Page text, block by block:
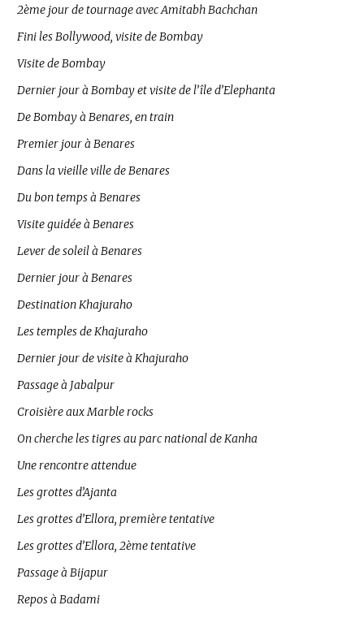
2ème jour de tournage avec Amitabh Bachchan
Fini les Bollywood, visite de Bombay
Visite de Bombay
Dernier jour à Bombay et visite de l’île d’Elephanta
De Bombay à Benares, en train
Premier jour à Benares
Dans la vieille ville de Benares
Du bon temps à Benares
Visite guidée à Benares
Lever de soleil à Benares
Dernier jour à Benares
Destination Khajuraho
Les temples de Khajuraho
Dernier jour de visite à Khajuraho
Passage à Jabalpur
Croisière aux Marble rocks
On cherche les tigres au parc national de Kanha
Une rencontre attendue
Les grottes d’Ajanta
Les grottes d’Ellora, première tentative
Les grottes d’Ellora, 2ème tentative
Passage à Bijapur
Repos à Badami